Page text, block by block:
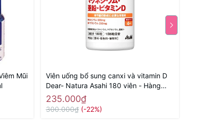
Mũi
Viên uống bổ sung canxi và vitamin D
Dear- Natura Asahi 180 viên - Hàng
Nhật nội địa
235.000₫
300.000₫ (-22%)